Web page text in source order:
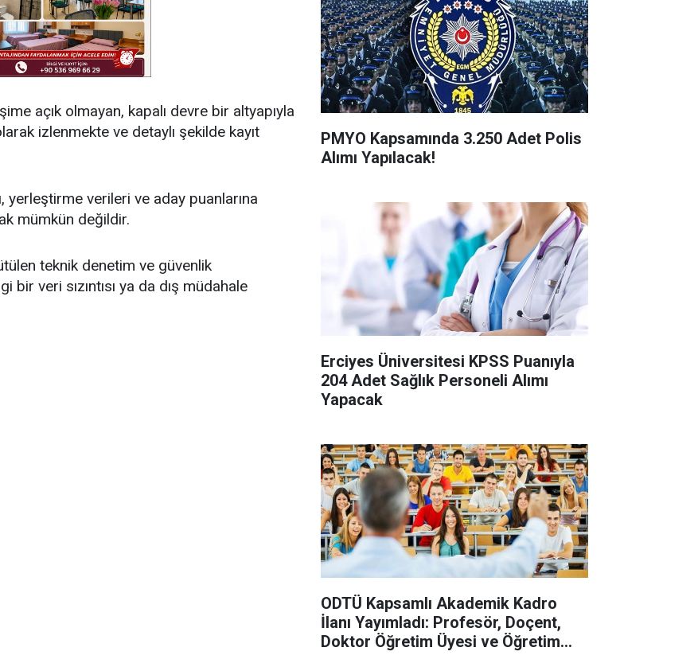
açık olmayan, kapalı devre bir altyapıyla
izlenmekte ve detaylı şekilde kayıt
yerleştirme verileri ve aday puanlarına
mümkün değildir.
teknik denetim ve güvenlik
veri sızıntısı ya da dış müdahale
PMYO Kapsamında 3.250 Adet Polis
Alımı Yapılacak!
Erciyes Üniversitesi KPSS Puanıyla
204 Adet Sağlık Personeli Alımı
Yapacak
ODTÜ Kapsamlı Akademik Kadro
İlanı Yayımladı: Profesör, Doçent,
Doktor Öğretim Üyesi ve Öğretim